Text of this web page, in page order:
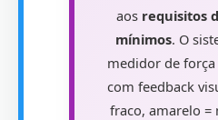
aos requisitos
mínimos. O
medidor de
com feedback
fraco, amarelo =